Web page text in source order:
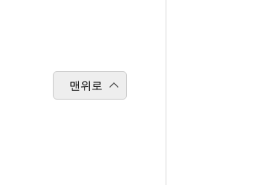
맨위로